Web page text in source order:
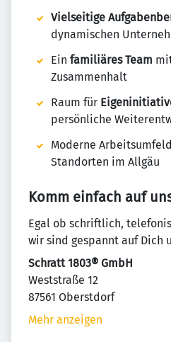
Vielseitige
dynamischen
Ein familiäres Team
Zusammenhalt
Raum für
persönliche
Moderne
Standorten im Allgäu
Komm einfach auf
Egal ob schriftlich,
wir sind gespannt auf Dich
Schratt 1803® GmbH
Weststraße 12
87561 Oberstdorf
Mehr anzeigen